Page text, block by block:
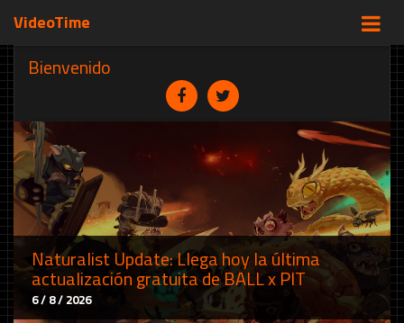
VideoTime
Bienvenido
Naturalist Update: Llega hoy la última
actualización gratuita de BALL x PIT
6 / 8 / 2026